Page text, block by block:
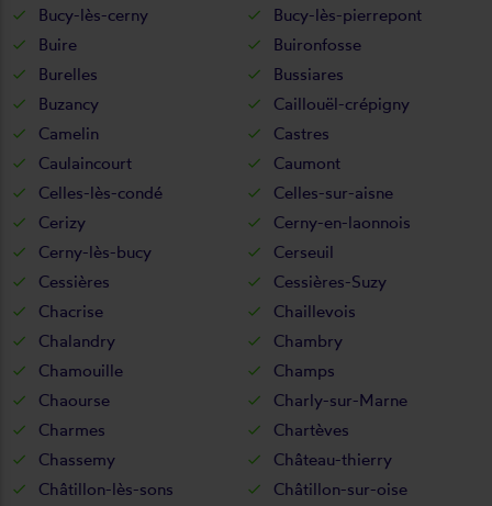
Bucy-lès-cerny
Bucy-lès-pierrepont
Buire
Buironfosse
Burelles
Bussiares
Buzancy
Caillouël-crépigny
Camelin
Castres
Caulaincourt
Caumont
Celles-lès-condé
Celles-sur-aisne
Cerizy
Cerny-en-laonnois
Cerny-lès-bucy
Cerseuil
Cessières
Cessières-Suzy
Chacrise
Chaillevois
Chalandry
Chambry
Chamouille
Champs
Chaourse
Charly-sur-Marne
Charmes
Chartèves
Chassemy
Château-thierry
Châtillon-lès-sons
Châtillon-sur-oise